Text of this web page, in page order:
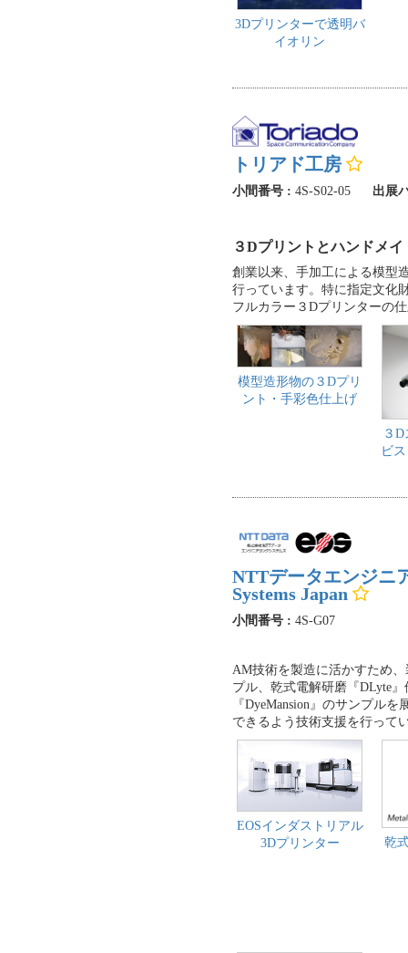
3Dプリンターで透明バ
イオリン
トリアド工房
小間番号 : 4S-S02-05 出展
３Dプリントとハンドメイ
創業以来、手加工による模型
行っています。特に指定文化
フルカラー３Dプリンターの
模型造形物の３Dプリ
ント・手彩色仕上げ
３
ビ
NTTデータエンジニ
Systems Japan
小間番号 : 4S-G07
AM技術を製造に活かすため
プル、乾式電解研磨『DLyte
『DyeMansion』のサンプル
できるよう技術支援を行って
EOSインダストリアル
3Dプリンター
乾